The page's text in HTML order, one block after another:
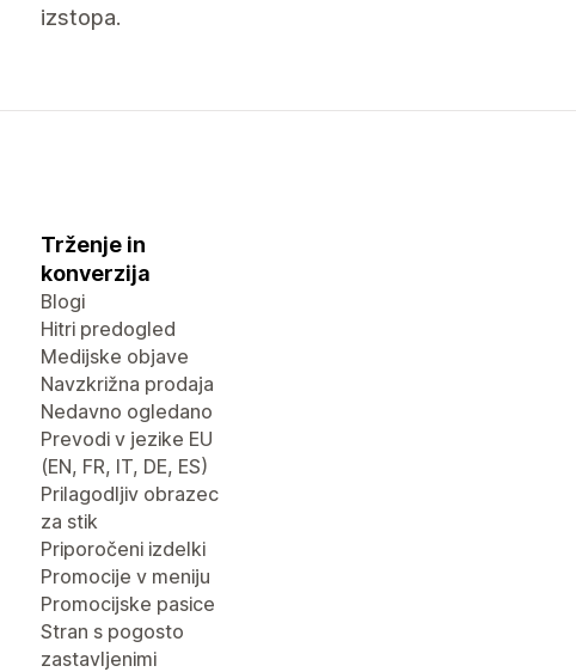
izstopa.
Trženje in
konverzija
Blogi
Hitri predogled
Medijske objave
Navzkrižna prodaja
Nedavno ogledano
Prevodi v jezike EU
(EN, FR, IT, DE, ES)
Prilagodljiv obrazec
za stik
Priporočeni izdelki
Promocije v meniju
Promocijske pasice
Stran s pogosto
zastavljenimi